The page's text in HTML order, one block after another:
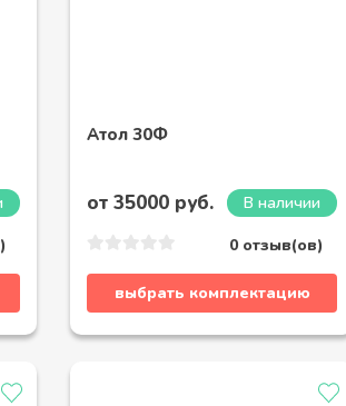
Атол 30Ф
от 35000 руб.
В наличии
0 отзыв(ов)
выбрать комплектацию